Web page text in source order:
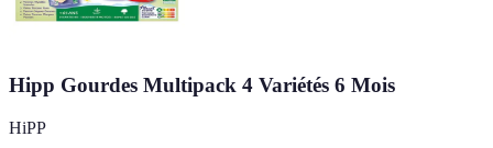
Hipp Gourdes Multipack 4 Variétés 6 Mois
HiPP